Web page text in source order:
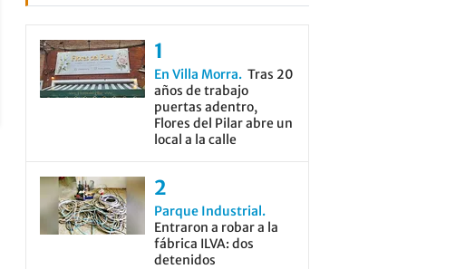
En Villa Morra
Tras 20
años de trabajo
puertas adentro,
Flores del Pilar abre un
local a la calle
Parque Industrial
Entraron a robar a la
fábrica ILVA: dos
detenidos